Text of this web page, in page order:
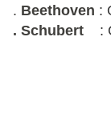
. Beethoven :
. Schubert :